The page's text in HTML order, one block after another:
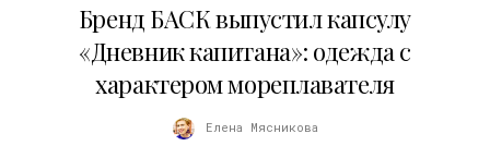
Бренд БАСК выпустил капсулу
«Дневник капитана»: одежда с
характером мореплавателя
Елена Мясникова